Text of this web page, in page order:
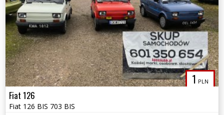
1 PLN
Fiat 126
Fiat 126 BIS 703 BIS